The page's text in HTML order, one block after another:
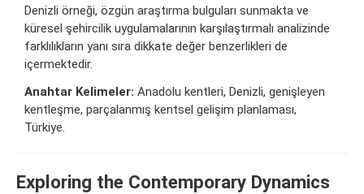
Denizli örneği, özgün araştırma bulguları sunmakta ve
küresel şehircilik uygulamalarının karşılaştırmalı analizinde
farklılıkların yanı sıra dikkate değer benzerlikleri de
içermektedir.
Anahtar Kelimeler: Anadolu kentleri, Denizli, genişleyen
kentleşme, parçalanmış kentsel gelişim planlaması,
Türkiye.
Exploring the Contemporary Dynamics